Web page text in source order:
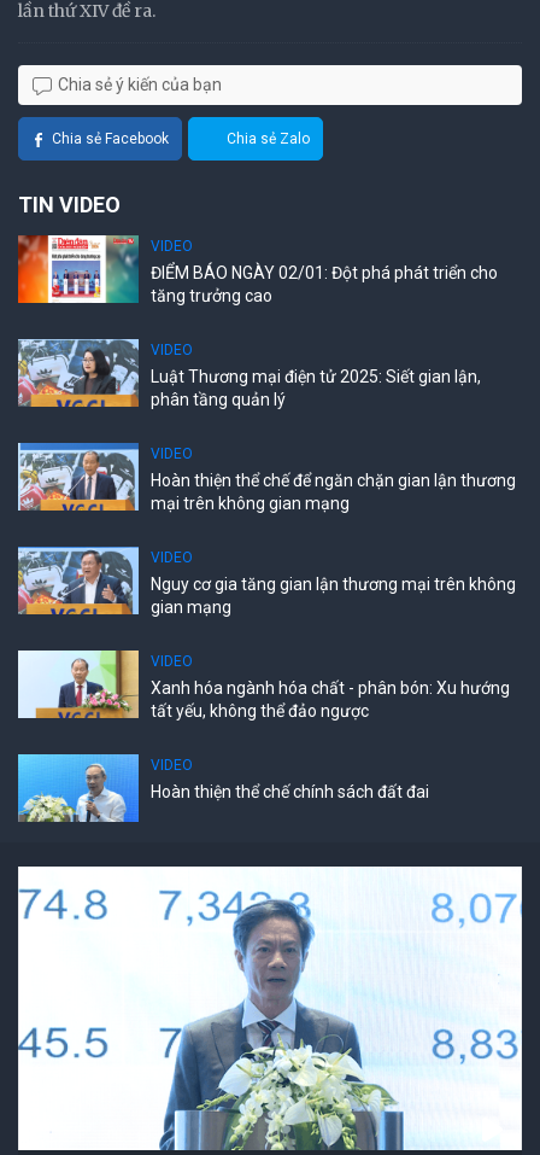
lần thứ XIV đề ra.
Chia sẻ ý kiến của bạn
Chia sẻ Facebook Chia sẻ Zalo
TIN VIDEO
VIDEO
ĐIỂM BÁO NGÀY 02/01: Đột phá phát triển cho
tăng trưởng cao
VIDEO
Luật Thương mại điện tử 2025: Siết gian lận,
phân tầng quản lý
VIDEO
Hoàn thiện thể chế để ngăn chặn gian lận thương
mại trên không gian mạng
VIDEO
Nguy cơ gia tăng gian lận thương mại trên không
gian mạng
VIDEO
Xanh hóa ngành hóa chất - phân bón: Xu hướng
tất yếu, không thể đảo ngược
VIDEO
Hoàn thiện thể chế chính sách đất đai